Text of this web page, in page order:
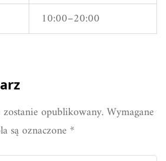
10:00–20:00
opublikowany.Wymagane
są oznaczone*